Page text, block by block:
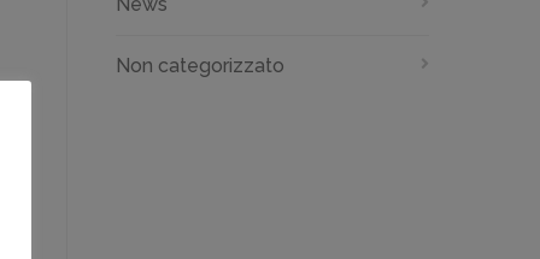
Non categorizzato